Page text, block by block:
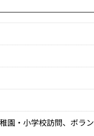
園・小学校訪問、ボラン